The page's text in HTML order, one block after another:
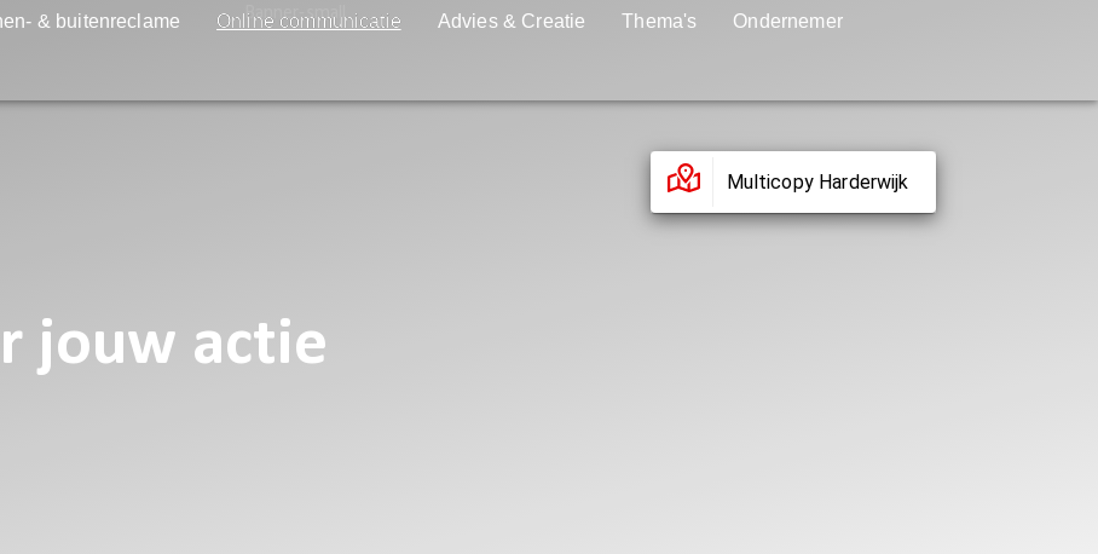
& buitenreclame Online communicatie Advies & Creatie Thema's
Ondernemer
Multicopy Harderwijk
jouw actie